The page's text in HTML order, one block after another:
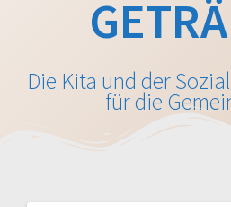
Die Kita und der
für die